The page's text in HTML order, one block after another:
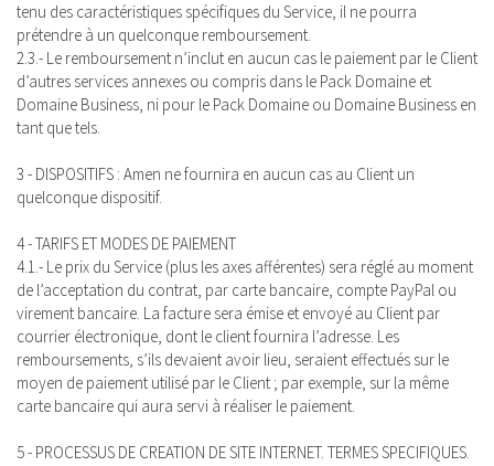
tenu des caractéristiques spécifiques du Service, il ne pourra
prétendre à un quelconque remboursement.
2.3.- Le remboursement n’inclut en aucun cas le paiement par le Client
d’autres services annexes ou compris dans le Pack Domaine et
Domaine Business, ni pour le Pack Domaine ou Domaine Business en
tant que tels.
3 - DISPOSITIFS : Amen ne fournira en aucun cas au Client un
quelconque dispositif.
4 - TARIFS ET MODES DE PAIEMENT
4.1.- Le prix du Service (plus les axes afférentes) sera réglé au moment
de l’acceptation du contrat, par carte bancaire, compte PayPal ou
virement bancaire. La facture sera émise et envoyé au Client par
courrier électronique, dont le client fournira l’adresse. Les
remboursements, s’ils devaient avoir lieu, seraient effectués sur le
moyen de paiement utilisé par le Client ; par exemple, sur la même
carte bancaire qui aura servi à réaliser le paiement.
5 - PROCESSUS DE CREATION DE SITE INTERNET. TERMES SPECIFIQUES.